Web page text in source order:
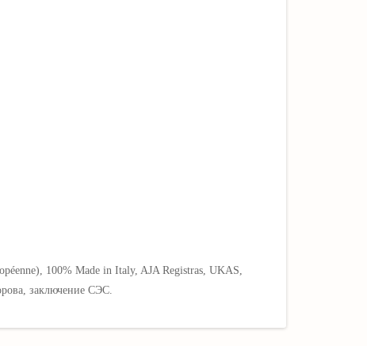
100% Made in Italy, AJA Registras, UKAS,
заключение СЭС.